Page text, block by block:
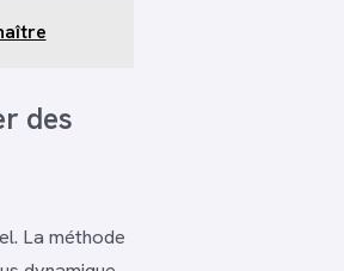
des
La méthode